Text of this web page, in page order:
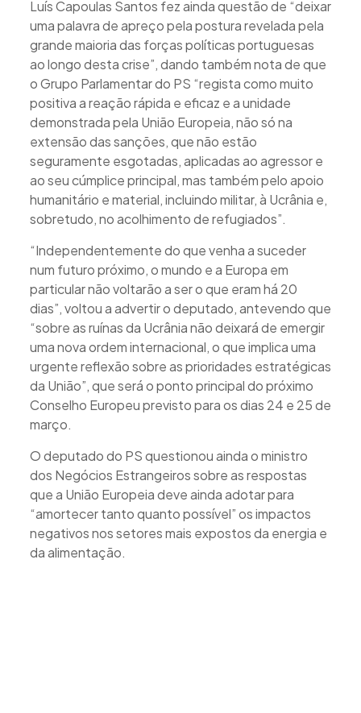
Luís Capoulas Santos fez ainda questão de “deixar
uma palavra de apreço pela postura revelada pela
grande maioria das forças políticas portuguesas
ao longo desta crise”, dando também nota de que
o Grupo Parlamentar do PS “regista como muito
positiva a reação rápida e eficaz e a unidade
demonstrada pela União Europeia, não só na
extensão das sanções, que não estão
seguramente esgotadas, aplicadas ao agressor e
ao seu cúmplice principal, mas também pelo apoio
humanitário e material, incluindo militar, à Ucrânia e,
sobretudo, no acolhimento de refugiados”.
“Independentemente do que venha a suceder
num futuro próximo, o mundo e a Europa em
particular não voltarão a ser o que eram há 20
dias”, voltou a advertir o deputado, antevendo que
“sobre as ruínas da Ucrânia não deixará de emergir
uma nova ordem internacional, o que implica uma
urgente reflexão sobre as prioridades estratégicas
da União”, que será o ponto principal do próximo
Conselho Europeu previsto para os dias 24 e 25 de
março.
O deputado do PS questionou ainda o ministro
dos Negócios Estrangeiros sobre as respostas
que a União Europeia deve ainda adotar para
“amortecer tanto quanto possível” os impactos
negativos nos setores mais expostos da energia e
da alimentação.